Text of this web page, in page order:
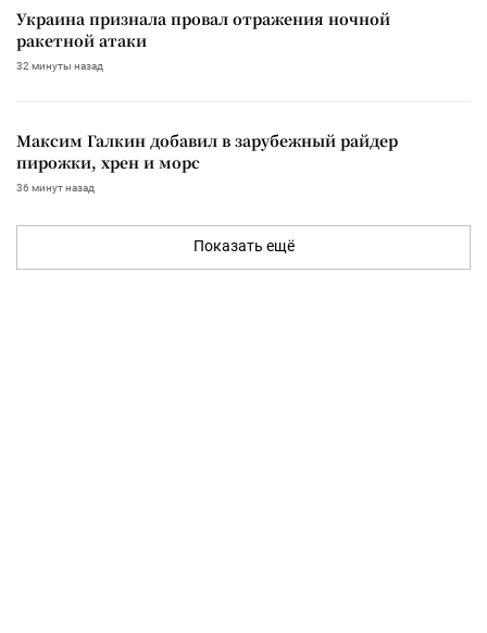
Украина признала провал отражения ночной
ракетной атаки
32 минуты назад
Максим Галкин добавил в зарубежный райдер
пирожки, хрен и морс
36 минут назад
Показать ещё